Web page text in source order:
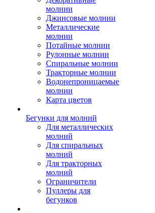
молнии
Джинсовые молнии
Металлические
молнии
Потайные молнии
Рулонные молнии
Спиральные молнии
Тракторные молнии
Водонепроницаемые
молнии
Карта цветов
Бегунки для молний
Для металлических
молний
Для спиральных
молний
Для тракторных
молний
Ограничители
Пуллеры для
бегунков